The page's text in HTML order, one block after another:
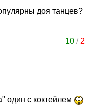
доя танцев?
10 / 2
один с коктейлем